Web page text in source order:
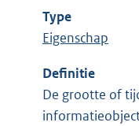
Type
Eigenschap
Definitie
De grootte of